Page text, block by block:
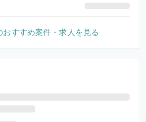
おすすめ案件・求人を見る